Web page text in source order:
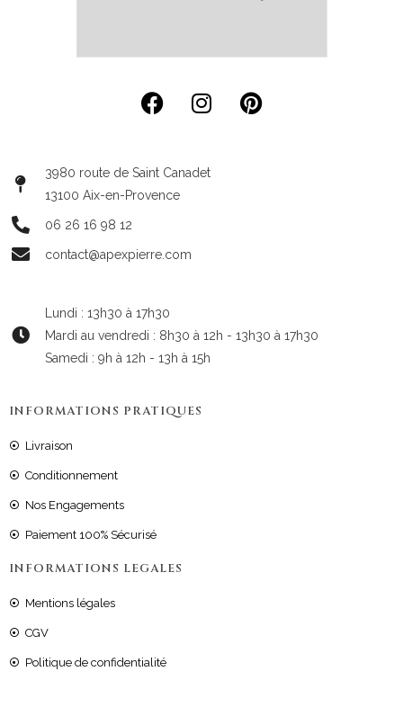
3980 route de Saint Canadet
13100 Aix-en-Provence
06 26 16 98 12
contact@apexpierre.com
Lundi : 13h30 à 17h30
Mardi au vendredi : 8h30 à 12h - 13h30 à 17h30
Samedi : 9h à 12h - 13h à 15h
INFORMATIONS PRATIQUES
Livraison
Conditionnement
Nos Engagements
Paiement 100% Sécurisé
INFORMATIONS LEGALES
Mentions légales
CGV
Politique de confidentialité